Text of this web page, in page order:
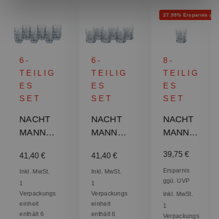
6-
TEILIG
ES
SET
NACHT
MANN
Saftbech
er
Regulärer Preis:
41,40 €
Inkl. MwSt.
1
Verpackungs
einheit
enthält 6
6-
TEILIG
ES
SET
NACHT
MANN
Whisky
Tumbler
Regulärer Preis:
41,40 €
Inkl. MwSt.
1
Verpackungs
einheit
enthält 6
Rabatt
27.99% Ersparnis
8-
TEILIG
ES
SET
NACHT
MANN
Tumbler
Set
Verkaufspreis:
39,75 €
Ersparnis
ggü. UVP
Inkl. MwSt.
1
Verpackungs